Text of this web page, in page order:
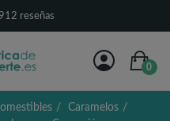
reseñas
0
Caramelos